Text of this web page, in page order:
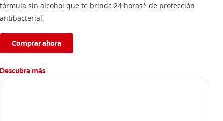
fórmula sin alcohol que te brinda 24 horas* de protección
antibacterial.
Comprar ahora
Descubra más